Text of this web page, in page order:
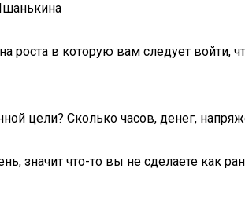
роста в которую вам следует
цели? Сколько часов, денег,
значит что-то вы не сделаете